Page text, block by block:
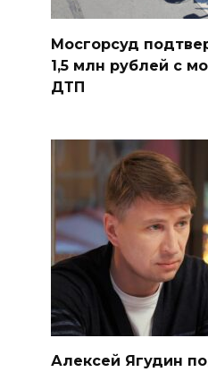
Мосгорсуд
1,5 млн рублей с
ДТП
Алексей Ягудин